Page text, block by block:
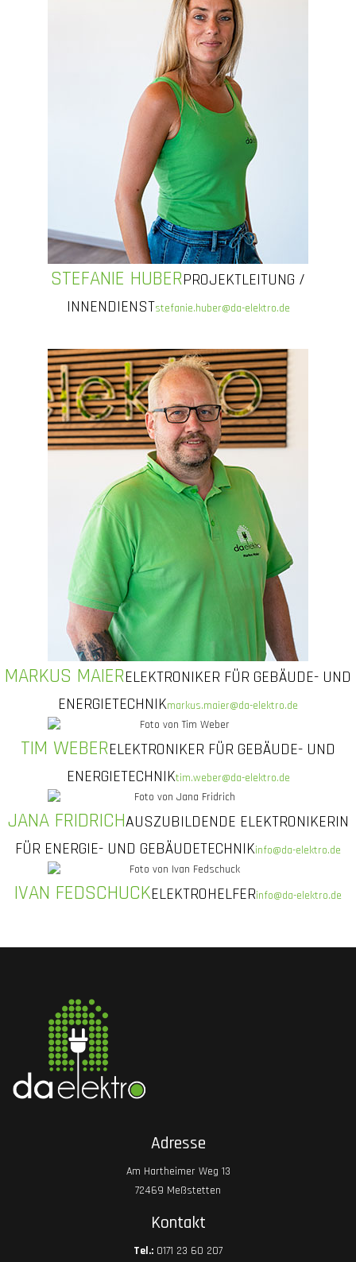
STEFANIE HUBERPROJEKTLEITUNG /
INNENDIENSTstefanie.huber@da-elektro.de
MARKUS MAIERELEKTRONIKER FÜR GEBÄUDE- UND
ENERGIETECHNIKmarkus.maier@da-elektro.de
TIM WEBERELEKTRONIKER FÜR GEBÄUDE- UND
ENERGIETECHNIKtim.weber@da-elektro.de
JANA FRIDRICHAUSZUBILDENDE ELEKTRONIKERIN
FÜR ENERGIE- UND GEBÄUDETECHNIKinfo@da-elektro.de
IVAN FEDSCHUCKELEKTROHELFERinfo@da-elektro.de
Adresse
Am Hartheimer Weg 13
72469 Meßstetten
Kontakt
Tel.: 0171 23 60 207